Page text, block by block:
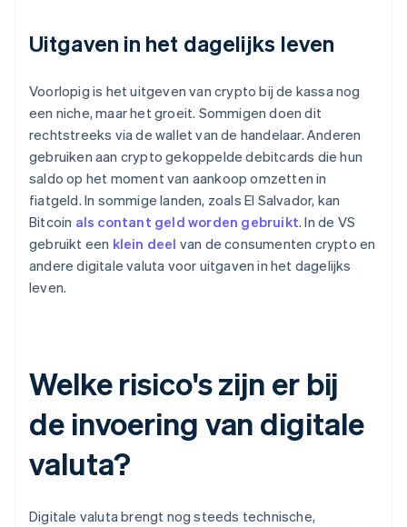
Uitgaven in het dagelijks leven
Voorlopig is het uitgeven van crypto bij de kassa nog
een niche, maar het groeit. Sommigen doen dit
rechtstreeks via de wallet van de handelaar. Anderen
gebruiken aan crypto gekoppelde debitcards die hun
saldo op het moment van aankoop omzetten in
fiatgeld. In sommige landen, zoals El Salvador, kan
Bitcoin als contant geld worden gebruikt. In de VS
gebruikt een klein deel van de consumenten crypto en
andere digitale valuta voor uitgaven in het dagelijks
leven.
Welke risico's zijn er bij
de invoering van digitale
valuta?
Digitale valuta brengt nog steeds technische,